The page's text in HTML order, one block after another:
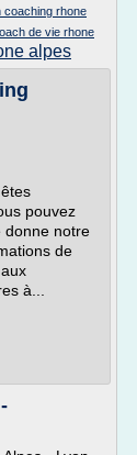
coaching rhone
de vie rhone
alpes
pouvez
donne notre
de
à...